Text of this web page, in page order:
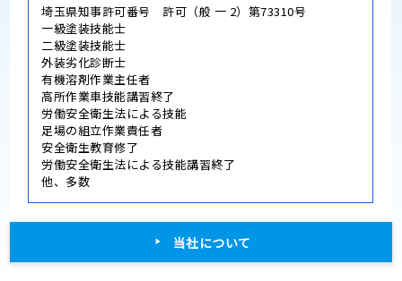
埼玉県知事許可番号 許可（般 一 2）第73310号
一級塗装技能士
二級塗装技能士
外装劣化診断士
有機溶剤作業主任者
高所作業車技能講習終了
労働安全衛生法による技能
足場の組立作業責任者
安全衛生教育修了
労働安全衛生法による技能講習終了
他、多数
当社について